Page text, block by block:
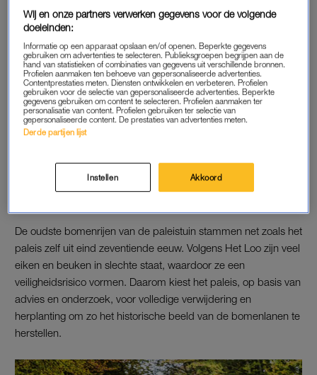
Lees ook
Baarn stemt in met bomenkap bij Paleis Soestdijk, prinsessen
niet blij
EXCUUSBOMEN
Omwonenden zijn ervan overtuigd dat Paleis Het Loo deze
twee bomen als ‘excuusbomen’ gebruikt. Uit een onderzoek,
de meeste bomen in goede conditie zijn en niet zomaar
afbreken of omvallen. De omwonenden stellen dat dit
De oudste bomenrijen van de paleistuin stammen net zoals het
paleis zelf uit eind zeventiende eeuw. Volgens Het Loo zijn veel
eiken en beuken in slechte staat, waardoor ze een
veiligheidsrisico vormen. Daarom kiest het paleis, op basis van
advies en onderzoek, voor volledige verwijdering en
herplanting om zo het historische beeld van de bomenlanen te
herstellen.
Wij en onze partners verwerken gegevens voor de volgende
doeleinden:
Informatie op een apparaat opslaan en/of openen. Beperkte gegevens
gebruiken om advertenties te selecteren. Publieksgroepen begrijpen aan de
hand van statistieken of combinaties van gegevens uit verschillende bronnen.
Profielen aanmaken ten behoeve van gepersonaliseerde advertenties.
Contentprestaties meten. Diensten ontwikkelen en verbeteren. Profielen
gebruiken voor de selectie van gepersonaliseerde advertenties. Beperkte
gegevens gebruiken om content te selecteren. Profielen aanmaken ter
personalisatie van content. Profielen gebruiken ter selectie van
gepersonaliseerde content. De prestaties van advertenties meten.
Derde partijen lijst
Instellen Akkoord